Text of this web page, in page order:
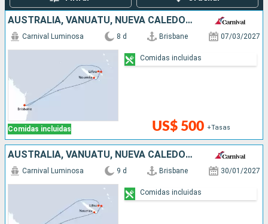
AUSTRALIA, VANUATU, NUEVA CALEDONIA
Comidas incluidas
Carnival Luminosa 8 d Brisbane 07/03/2027
US$ 500 +Tasas
Comidas incluidas
AUSTRALIA, VANUATU, NUEVA CALEDONIA
Carnival Luminosa 9 d Brisbane 30/01/2027
Comidas incluidas